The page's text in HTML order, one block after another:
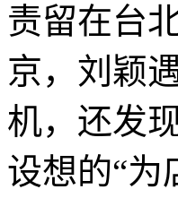
责留在台
京，刘颖
机，还发
设想的“为